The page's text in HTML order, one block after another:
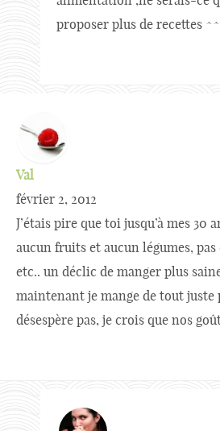
proposer plus de recettes ^^
Val
février 2, 2012
J’étais pire que toi jusqu’à mes 30
aucun fruits et aucun légumes,
etc.. un déclic de manger plus
maintenant je mange de tout juste
désespère pas, je crois que nos